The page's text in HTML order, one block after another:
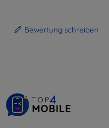
Bewertung schreiben